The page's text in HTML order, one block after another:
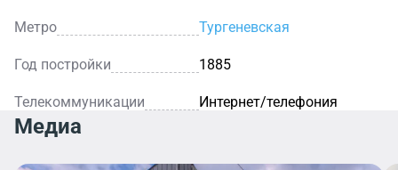
Метро Тургеневская
Год постройки 1885
Телекоммуникации Интернет/телефония
Медиа